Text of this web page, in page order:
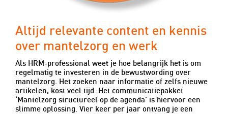
Altijd relevante content en kennis
over mantelzorg en werk
Als HRM-professional weet je hoe belangrijk het is om
regelmatig te investeren in de bewustwording over
mantelzorg. Het zoeken naar informatie of zelfs nieuwe
artikelen, kost veel tijd. Het communicatiepakket
‘Mantelzorg structureel op de agenda’ is hiervoor een
slimme oplossing. Vier keer per jaar ontvang je een